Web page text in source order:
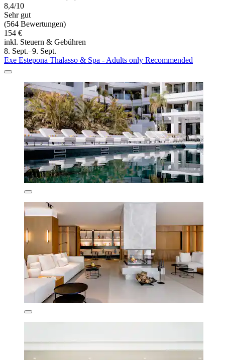
8,4/10
Sehr gut
(564 Bewertungen)
154 €
inkl. Steuern & Gebühren
8. Sept.–9. Sept.
Exe Estepona Thalasso & Spa - Adults only Recommended